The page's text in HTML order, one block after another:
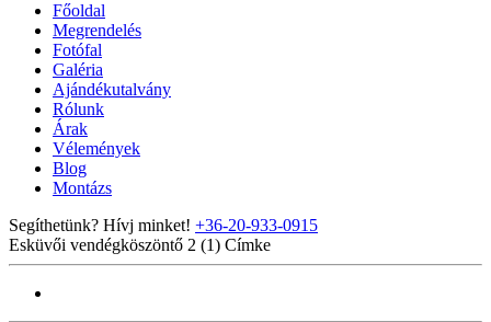
Főoldal
Megrendelés
Fotófal
Galéria
Ajándékutalvány
Rólunk
Árak
Vélemények
Blog
Montázs
Segíthetünk? Hívj minket! +36-20-933-0915
Esküvői vendégköszöntő 2 (1) Címke